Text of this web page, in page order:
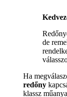
de
Ha
redőny
klassz